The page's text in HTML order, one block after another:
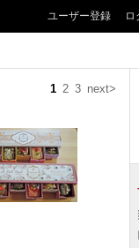
ユーザー登録 ロ
1 2 3 next>